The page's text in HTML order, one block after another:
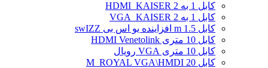
کابل 1 به 2 HDMI_KAISER
کابل 1 به 2 VGA_KAISER
کابل 1.5 m افزاینده یو اس بی swIZZ
کابل 10 متری HDMI Venetolink
کابل 10 متری VGA رویال
کابل 20 M_ROYAL VGA\HMDI